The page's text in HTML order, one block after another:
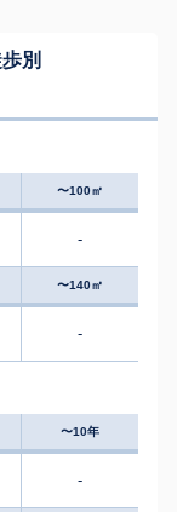
別
〜100㎡
-
〜140㎡
-
〜10年
-